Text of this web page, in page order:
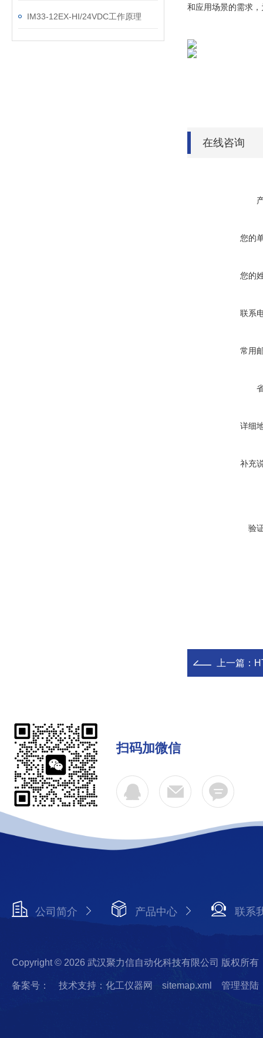
IM33-12EX-HI/24VDC工作原理
和应用场景的需求
在线咨询
您的
您的
联系
常用
详细
补充
验
上一篇：
扫码加微信
公司简介 产品中心 联系
Copyright © 2026 武汉聚力信自动化科技有限公司 版权所有
备案号： 技术支持：化工仪器网 sitemap.xml 管理登陆